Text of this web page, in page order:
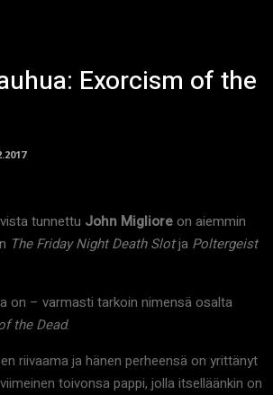
Exorcism of the
tunnettu John Miglioreon aiemmin
The Friday Night Death Slotja Poltergeist
on – varmasti tarkoin nimensä osalta
the Dead.
riivaama ja hänen perheensä on yrittänyt
toivonsa pappi, jolla itselläänkin on